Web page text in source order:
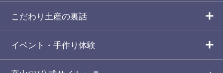
こだわり土産の裏話
イベント・手作り体験